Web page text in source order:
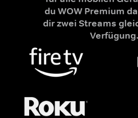
du WOW Premium
dir zwei Streams
Verfügung.